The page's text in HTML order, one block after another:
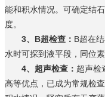
能和积水情况。可确定结
度。
3、B超检查： B超在
水时可探到液平段，同位
4、超声检查： 超声检
高等优点，已成为常规检